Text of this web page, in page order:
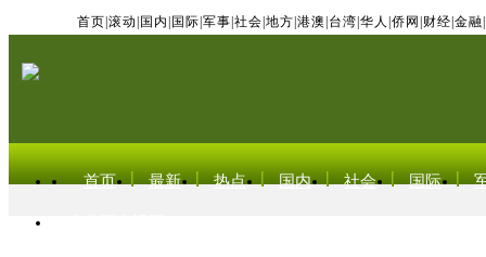
首页 滚动 国内 国际 军事 社会 地方 港澳 台湾 华人 侨网 财经 金融
首页 最新 热点 国内 社会 国际